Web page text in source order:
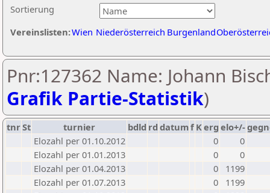
Sortierung
Vereinslisten:Wien Niederösterreich Burgenland
Pnr:127362 Name: Johann
Grafik Partie-Statistik)
tnrSt turnier bdld rd datumf Kerg elo+/-
Elozahl per 01.10.2012
0
0
Elozahl per 01.01.2013
0
0
Elozahl per 01.04.2013
0
1199
Elozahl per 01.07.2013
0
1199